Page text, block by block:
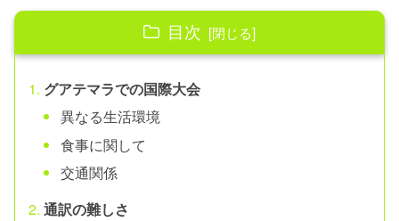
目次
グアテマラでの国際大会
異なる生活環境
食事に関して
交通関係
通訳の難しさ